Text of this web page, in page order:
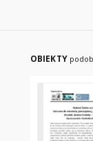
OBIEKTY